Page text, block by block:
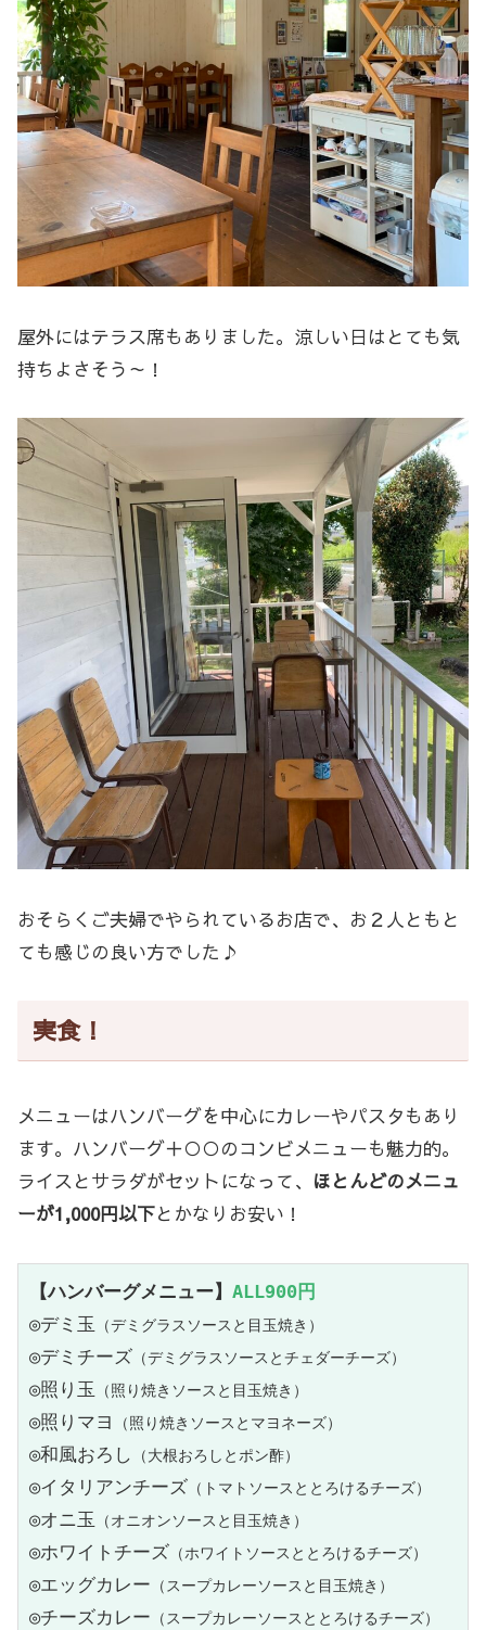
屋外にはテラス席もありました。涼しい日はとても気
持ちよさそう～！
おそらくご夫婦でやられているお店で、お２人ともと
ても感じの良い方でした♪
実食！
メニューはハンバーグを中心にカレーやパスタもあり
ます。ハンバーグ＋○○のコンビメニューも魅力的。
ライスとサラダがセットになって、 ほとんどのメニュ
ーが1,000円以下とかなりお安い！
【ハンバーグメニュー】 ALL900円
◎デミ玉
（デミグラスソースと目玉焼き）
◎デミチーズ （デミグラスソースとチェダーチーズ）
◎照り玉 （照り焼きソースと目玉焼き）
◎照りマヨ （照り焼きソースとマヨネーズ）
◎和風おろし （大根おろしとポン酢）
◎イタリアンチーズ （トマトソースととろけるチーズ）
◎オニ玉 （オニオンソースと目玉焼き）
◎ホワイトチーズ （ホワイトソースととろけるチーズ）
◎エッグカレー （スープカレーソースと目玉焼き）
◎チーズカレー （スープカレーソースととろけるチーズ）